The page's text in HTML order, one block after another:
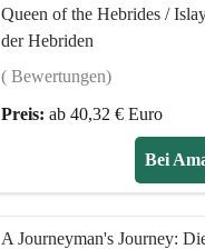
Queen of the Hebrides /
der Hebriden
( Bewertungen)
Preis: ab 40,32 € Euro
Bei
A Journeyman's Journey: